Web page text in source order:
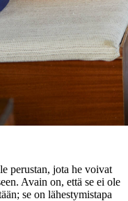
perustan, jota he voivat
Avain on, että se ei ole
se on lähestymistapa